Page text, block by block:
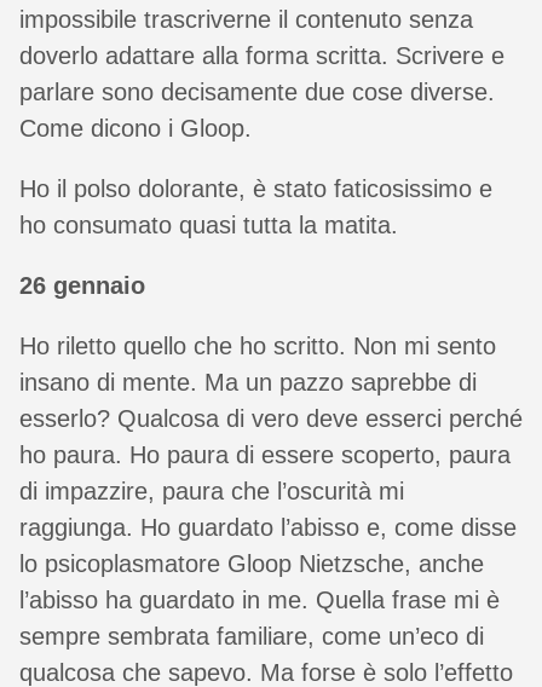
impossibile trascriverne il contenuto senza
doverlo adattare alla forma scritta. Scrivere e
parlare sono decisamente due cose diverse.
Come dicono i Gloop.
Ho il polso dolorante, è stato faticosissimo e
ho consumato quasi tutta la matita.
26 gennaio
Ho riletto quello che ho scritto. Non mi sento
insano di mente. Ma un pazzo saprebbe di
esserlo? Qualcosa di vero deve esserci perché
ho paura. Ho paura di essere scoperto, paura
di impazzire, paura che l’oscurità mi
raggiunga. Ho guardato l’abisso e, come disse
lo psicoplasmatore Gloop Nietzsche, anche
l’abisso ha guardato in me. Quella frase mi è
sempre sembrata familiare, come un’eco di
qualcosa che sapevo. Ma forse è solo l’effetto